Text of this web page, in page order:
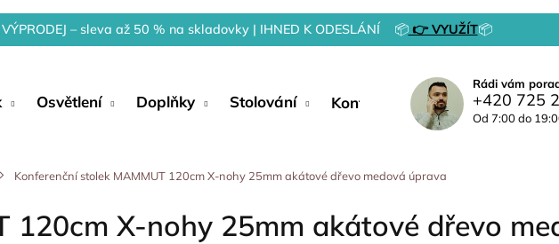
VÝPRODEJ – sleva až 50 % na skladovky | IHNED K ODESLÁNÍ 📦👉 VYUŽÍT📦
Osvětlení Doplňky Stolování Kontakty
Rádi vám
+420 725
Od 7:00 do
Konferenční stolek MAMMUT 120cm X-nohy 25mm akátové dřevo medová úprava
120cm X-nohy 25mm akátové dřevo